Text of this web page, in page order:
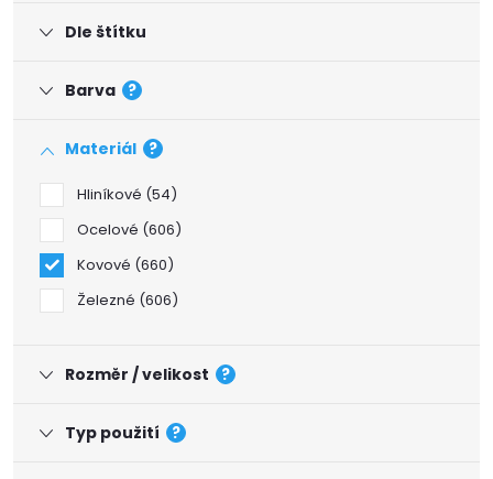
Dle štítku
Barva ?
Materiál ?
Hliníkové 54
Ocelové 606
Kovové 660
Železné 606
Rozměr / velikost ?
Typ použití ?